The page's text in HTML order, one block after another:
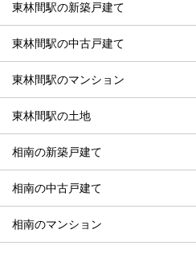
東林間駅の新築戸建て
東林間駅の中古戸建て
東林間駅のマンション
東林間駅の土地
相南の新築戸建て
相南の中古戸建て
相南のマンション